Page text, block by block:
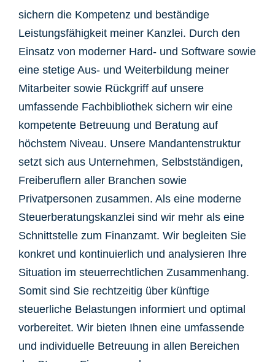
sichern die Kompetenz und beständige
Leistungsfähigkeit meiner Kanzlei. Durch den
Einsatz von moderner Hard- und Software sowie
eine stetige Aus- und Weiterbildung meiner
Mitarbeiter sowie Rückgriff auf unsere
umfassende Fachbibliothek sichern wir eine
kompetente Betreuung und Beratung auf
höchstem Niveau. Unsere Mandantenstruktur
setzt sich aus Unternehmen, Selbstständigen,
Freiberuflern aller Branchen sowie
Privatpersonen zusammen. Als eine moderne
Steuerberatungskanzlei sind wir mehr als eine
Schnittstelle zum Finanzamt. Wir begleiten Sie
konkret und kontinuierlich und analysieren Ihre
Situation im steuerrechtlichen Zusammenhang.
Somit sind Sie rechtzeitig über künftige
steuerliche Belastungen informiert und optimal
vorbereitet. Wir bieten Ihnen eine umfassende
und individuelle Betreuung in allen Bereichen